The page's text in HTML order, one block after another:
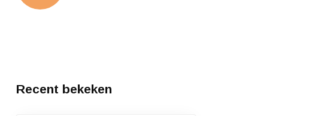
Recent bekeken